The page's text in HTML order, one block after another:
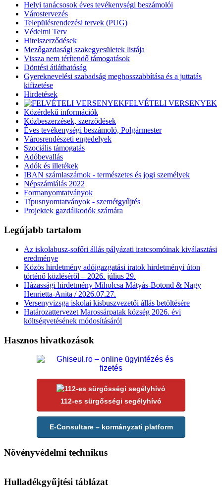
Helyi tanácsosok éves tevékenységi beszámolói
Várostervezés
Településrendezési tervek (PUG)
Védelmi Terv
Hitelszerződések
Mezőgazdasági szakegyesületek listája
Vissza nem térítendő támogatások
Döntési átláthatóság
Gyereknevelési szabadság meghosszabbítása és a juttatás
kifizetése
Hirdetések
FELVÉTELI VERSENYEK
Közérdekű információk
Közbeszerzések, szerződések
Éves tevékenységi beszámoló, Polgármester
Városrendészeti engedelyek
Szociális támogatás
Adóbevallás
Adók és illetékek
IBAN számlaszámok - természetes és jogi személyek
Népszámlálás 2022
Formanyomtatványok
Típusnyomtatványok - szemétgyűjtés
Projektek gazdálkodók számára
Legújabb tartalom
Az iskolabusz-sofőri állás pályázati iratcsomóinak kiválasztási
eredménye
Közös hirdetmény adóigazgatási iratok hirdetményi úton
történő közléséről – 2026. július 29.
Házassági hirdetmény Miholcsa Mátyás-Botond & Nagy
Henrietta-Anita / 2026.07.27.
Versenyvizsga iskolai kisbuszvezetői állás betöltésére
Határozattervezet Marossárpatak község 2026. évi
költségvetésének módosításáról
Hasznos hivatkozások
112-es sürgősségi segélyhívó
E-Consultare – kormányzati platform
Növényvédelmi technikus
Hulladékgyűjtési táblázat